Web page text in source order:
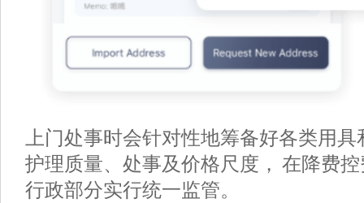
上门处事时会针对性地筹备好各类用
护理质量、处事及价格尺度， 在降费
行政部分实行统一监管。